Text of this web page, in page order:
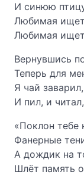
И синюю
Любимая
Любимая
Вернувшись
Теперь для
Я чай
И пил, и
«Поклон тебе
Фанерные
А дождик на
Шлёт память